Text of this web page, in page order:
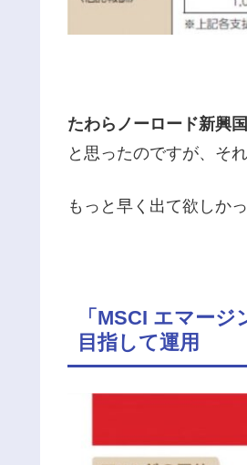
たわらノーロード新興
と思ったのですが、そ
もっと早く出て欲しか
「MSCI エマー
目指して運用